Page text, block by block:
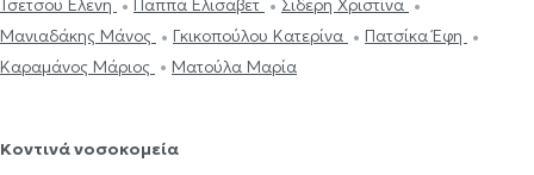
Τσέτσου Ελένη
Παππά Ελισάβετ
Σιδέρη Χριστίνα
Μανιαδάκης Μάνος
Γκικοπούλου Κατερίνα
Πατσίκα Έφη
Καραμάνος Μάριος
Ματούλα Μαρία
Κοντινά νοσοκομεία